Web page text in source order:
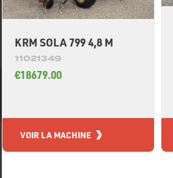
KRM SOLA 799 4,8 M
11021349
€18679.00
VOIR LA MACHINE